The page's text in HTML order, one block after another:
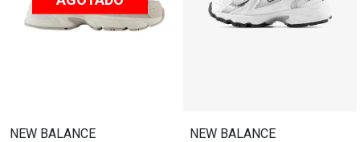
NEW BALANCE NEW BALANCE